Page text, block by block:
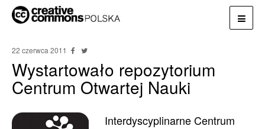
22 czerwca 2011
Wystartowało repozytorium
Centrum Otwartej Nauki
Interdyscyplinarne Centrum